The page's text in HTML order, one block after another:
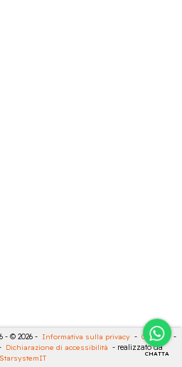
CHATTA
- © 2026 - Informativa sulla privacy - Cookies
-
Dichiarazione di accessibilità - realizzato da
StarsystemIT